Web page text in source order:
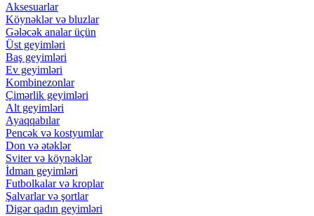
Aksesuarlar
Köynəklər və bluzlar
Gələcək analar üçün
Üst geyimləri
Baş geyimləri
Ev geyimləri
Kombinezonlar
Çimərlik geyimləri
Alt geyimləri
Ayaqqabılar
Pencək və kostyumlar
Don və ətəklər
Sviter və köynəklər
İdman geyimləri
Futbolkalar və kroplar
Şalvarlar və şortlar
Digər qadın geyimləri